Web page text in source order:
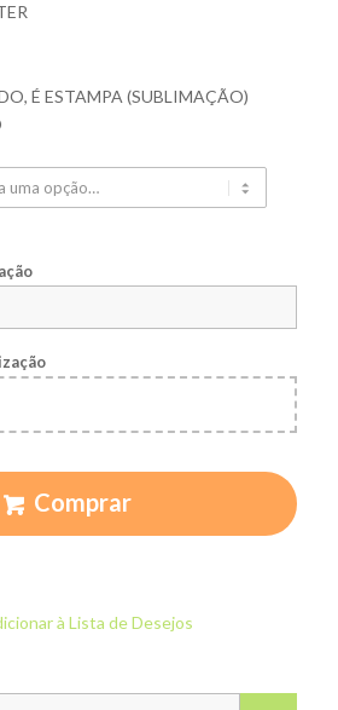
É ESTAMPA (SUBLIMAÇÃO)
Comprar
à Lista de Desejos